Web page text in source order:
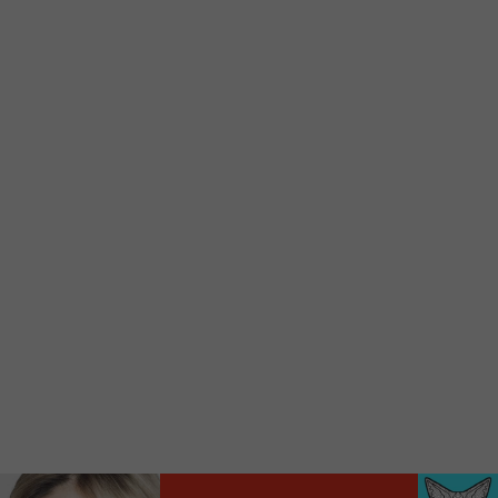
locale vous sont maintenant accessibles en un clic!